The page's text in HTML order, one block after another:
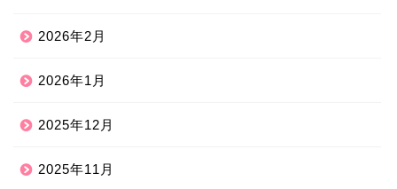
2026年2月
2026年1月
2025年12月
2025年11月